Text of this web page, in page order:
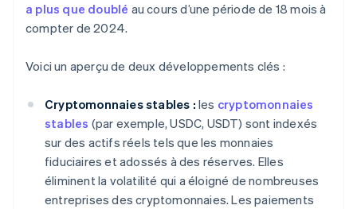
a plus que doublé au cours d’une période de 18 mois à
compter de 2024.
Voici un aperçu de deux développements clés :
Cryptomonnaies stables : les cryptomonnaies
stables (par exemple, USDC, USDT) sont indexés
sur des actifs réels tels que les monnaies
fiduciaires et adossés à des réserves. Elles
éliminent la volatilité qui a éloigné de nombreuses
entreprises des cryptomonnaies. Les paiements